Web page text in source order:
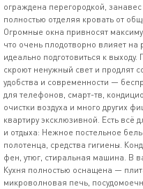
ограждена перегородкой,
полностью отделяя кровать от
Огромные окна привносят
что очень плодотворно влияет на
идеально подготовиться к
скроют ненужный свет и продлят
удобства и современности —
для телефонов, смарт-тв,
очистки воздуха и много других
квартиру эксклюзивной. Есть всё
и отдыха: Нежное постельное
полотенца, средства гигиены.
фен, утюг, стиральная машина. В
Кухня полностью оснащена —
микроволновая печь,